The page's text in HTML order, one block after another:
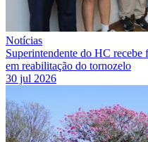
Notícias
Superintendente do HC recebe
em reabilitação do tornozelo
30 jul 2026